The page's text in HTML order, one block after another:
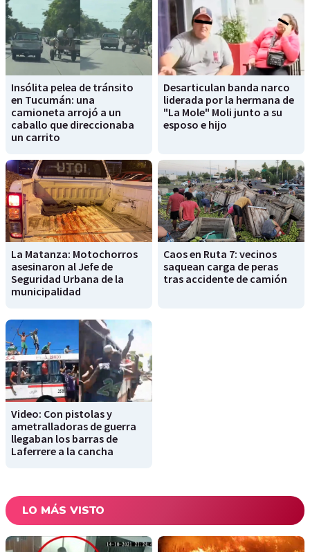
Insólita pelea de tránsito
en Tucumán: una
camioneta arrojó a un
caballo que direccionaba
un carrito
Desarticulan banda narco
liderada por la hermana de
"La Mole" Moli junto a su
esposo e hijo
La Matanza: Motochorros
asesinaron al Jefe de
Seguridad Urbana de la
municipalidad
Caos en Ruta 7: vecinos
saquean carga de peras
tras accidente de camión
Video: Con pistolas y
ametralladoras de guerra
llegaban los barras de
Laferrere a la cancha
LO MÁS VISTO